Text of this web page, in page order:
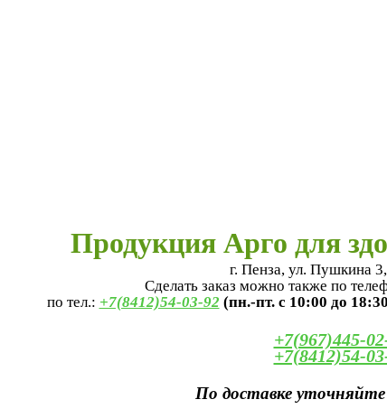
Продукция Арго для
г. Пенза, ул. Пушкина
Сделать заказ можно также по
по тел.: +7(8412)54-03-92 (пн.-пт. с 10:00 до
+7(967)445-
+7(8412)54-
По доставке